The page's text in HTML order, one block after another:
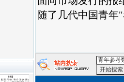
随了几代中国青